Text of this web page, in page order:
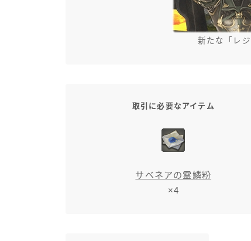
新たな「レ
取引に必要なアイテム
サベネアの霊鱗粉
×4